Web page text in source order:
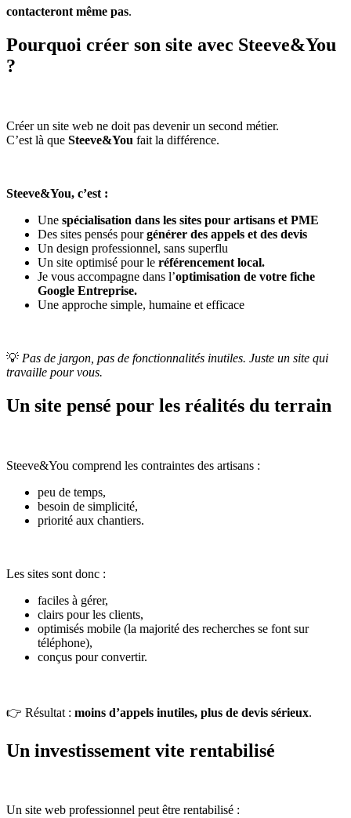
contacteront même pas.
Pourquoi créer son site avec Steeve&You
?
Créer un site web ne doit pas devenir un second métier.
C’est là que Steeve&You fait la différence.
Steeve&You, c’est :
Une spécialisation dans les sites pour artisans et PME
Des sites pensés pourgénérer des appels et des devis
Un design professionnel, sans superflu
Un site optimisé pour le référencement local.
Je vous accompagne dans l’optimisation de votre fiche
Google Entreprise.
Une approche simple, humaine et efficace
💡 Pas de jargon, pas de fonctionnalités inutiles. Juste un site qui
travaille pour vous.
Un site pensé pour les réalités du terrain
Steeve&You comprend les contraintes des artisans :
peu de temps,
besoin de simplicité,
priorité aux chantiers.
Les sites sont donc :
faciles à gérer,
clairs pour les clients,
optimisés mobile (la majorité des recherches se font sur
téléphone),
conçus pour convertir.
👉 Résultat : moins d’appels inutiles, plus de devis sérieux.
Un investissement vite rentabilisé
Un site web professionnel peut être rentabilisé :